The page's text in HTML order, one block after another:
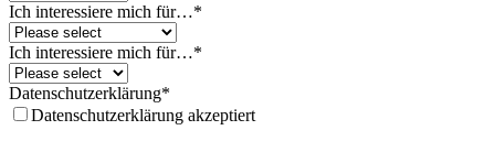
Ich interessiere mich für…*
Ich interessiere mich für…*
Datenschutzerklärung*
Datenschutzerklärung akzeptiert